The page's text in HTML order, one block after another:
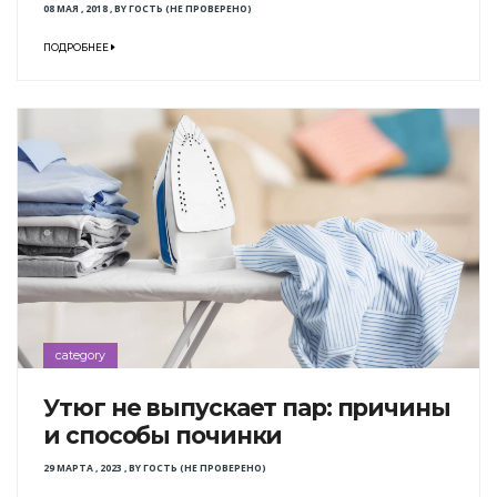
08 МАЯ , 2018,BYГОСТЬ (НЕ ПРОВЕРЕНО)
ПОДРОБНЕЕ
category
Утюг не выпускает пар: причины
и способы починки
29 МАРТА , 2023 ,BYГОСТЬ (НЕ ПРОВЕРЕНО)